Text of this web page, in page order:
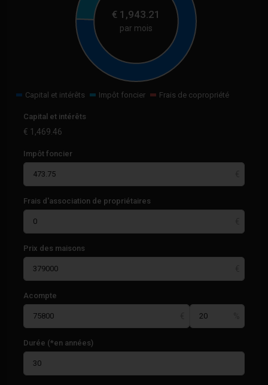
€ 1,943.21
par mois
Capital et intérêts Impôt foncier Frais de copropriété
Capital et intérêts
€ 1,469.46
Impôt foncier
Frais d'association de propriétaires
Prix des maisons
Acompte
Durée (*en années)